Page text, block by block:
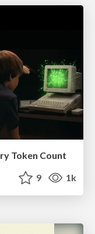
Token Count
9 1k